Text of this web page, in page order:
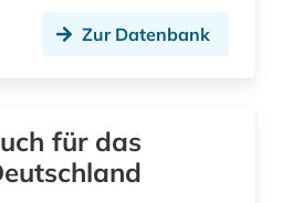
Zur Datenbank
für das